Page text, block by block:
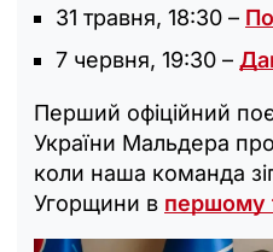
31 травня, 18:30 –
7 червня, 19:30 –
Перший офіційний
України Мальдера
коли наша команда
Угорщини в першому